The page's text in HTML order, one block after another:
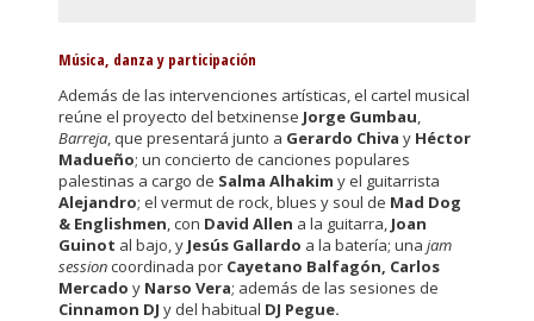
Música, danza y participación
Además de las intervenciones artísticas, el cartel musical
reúne el proyecto del betxinense Jorge Gumbau,
Barreja, que presentará junto a Gerardo Chiva y Héctor
Madueño; un concierto de canciones populares
palestinas a cargo de Salma Alhakim y el guitarrista
Alejandro; el vermut de rock, blues y soul de Mad Dog
& Englishmen, con David Allen a la guitarra, Joan
Guinot al bajo, y Jesús Gallardo a la batería; una jam
sessioncoordinada por Cayetano Balfagón, Carlos
Mercado y Narso Vera; además de las sesiones de
Cinnamon DJ y del habitual DJ Pegue.